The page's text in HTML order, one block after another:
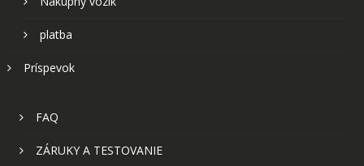
platba
Príspevok
FAQ
ZÁRUKY A TESTOVANIE